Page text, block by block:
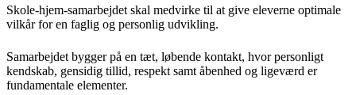
Skole-hjem-samarbejdet skal medvirke til at give eleverne optimale
vilkår for en faglig og personlig udvikling.
Samarbejdet bygger på en tæt, løbende kontakt, hvor personligt
kendskab, gensidig tillid, respekt samt åbenhed og ligeværd er
fundamentale elementer.